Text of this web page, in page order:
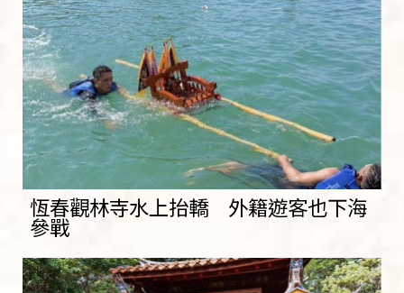
恆春觀林寺水上抬轎 外籍遊客也下海
參戰